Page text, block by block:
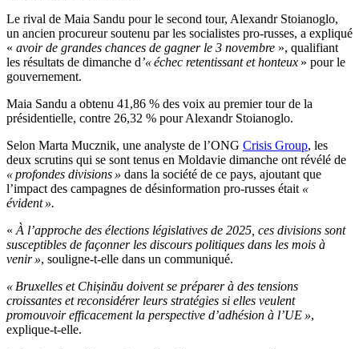
Le rival de Maia Sandu pour le second tour, Alexandr Stoianoglo,
un ancien procureur soutenu par les socialistes pro-russes, a expliqué
« avoir de grandes chances de gagner le 3 novembre », qualifiant
les résultats de dimanche d’« échec retentissant et honteux » pour le
gouvernement.
Maia Sandu a obtenu 41,86 % des voix au premier tour de la
présidentielle, contre 26,32 % pour Alexandr Stoianoglo.
Selon Marta Mucznik, une analyste de l’ONG Crisis Group, les
deux scrutins qui se sont tenus en Moldavie dimanche ont révélé de
« profondes divisions » dans la société de ce pays, ajoutant que
l’impact des campagnes de désinformation pro-russes était «
évident ».
« À l’approche des élections législatives de 2025, ces divisions sont
susceptibles de façonner les discours politiques dans les mois à
venir », souligne-t-elle dans un communiqué.
« Bruxelles et Chișinău doivent se préparer à des tensions
croissantes et reconsidérer leurs stratégies si elles veulent
promouvoir efficacement la perspective d’adhésion à l’UE »,
explique-t-elle.